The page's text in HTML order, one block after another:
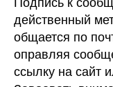
действенный
общается по
оправляя
ссылку на сайт